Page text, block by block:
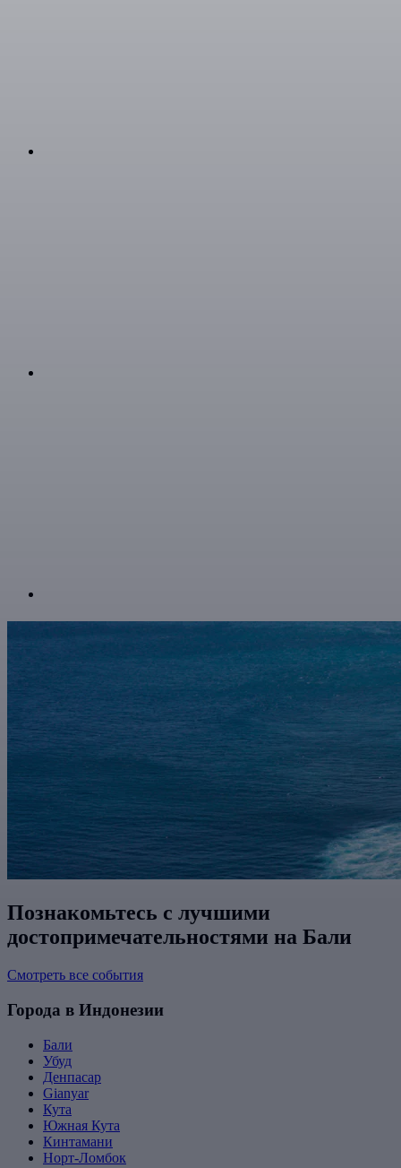
Познакомьтесь с лучшими
достопримечательностями на Бали
Смотреть все события
Города в Индонезии
Бали
Убуд
Денпасар
Gianyar
Кута
Южная Кута
Кинтамани
Норт-Ломбок